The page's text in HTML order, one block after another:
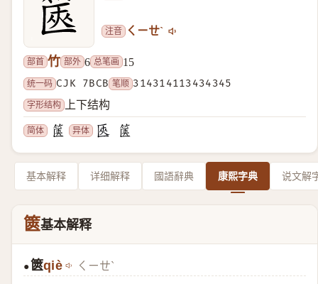
注音 ㄑㄧㄝˋ
部首 竹 部外 6 总笔画 15
统一码 CJK 7BCB 笔顺 314314113434345
字形结构
上下结构
简体 异体
基本解释 详细解释 國語辭典 康熙字典 说文解
篋基本解释
●篋qiè ㄑㄧㄝˋ